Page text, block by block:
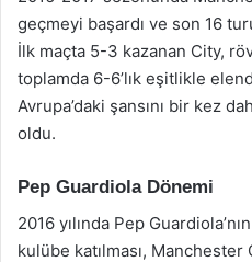
geçmeyi başardı ve son 16
İlk maçta 5-3 kazanan City,
toplamda 6-6’lık eşitlikle
Avrupa’daki şansını bir kez
oldu.
Pep Guardiola Dönemi
2016 yılında Pep
kulübe katılması,